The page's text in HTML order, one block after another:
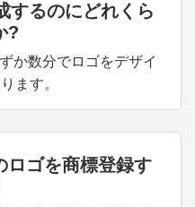
するのにどれくら
?
か数分でロゴをデザイ
ます。
ロゴを商標登録す